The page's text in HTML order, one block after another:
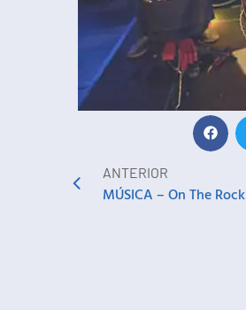
ANTERIOR
MÚSICA – On The Rock